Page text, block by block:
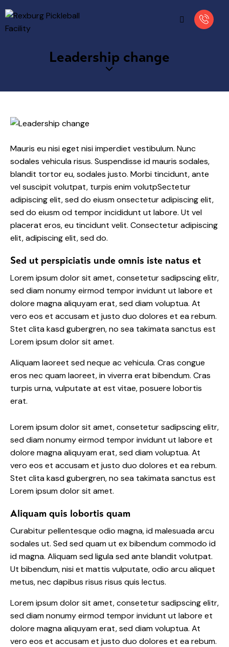
Leadership change
Mauris eu nisi eget nisi imperdiet vestibulum. Nunc
sodales vehicula risus. Suspendisse id mauris sodales,
blandit tortor eu, sodales justo. Morbi tincidunt, ante
vel suscipit volutpat, turpis enim volutpSectetur
adipiscing elit, sed do eiusm onsectetur adipiscing elit,
sed do eiusm od tempor incididunt ut labore. Ut vel
placerat eros, eu tincidunt velit. Consectetur adipiscing
elit, adipiscing elit, sed do.
Sed ut perspiciatis unde omnis iste natus et
Lorem ipsum dolor sit amet, consetetur sadipscing elitr,
sed diam nonumy eirmod tempor invidunt ut labore et
dolore magna aliquyam erat, sed diam voluptua. At
vero eos et accusam et justo duo dolores et ea rebum.
Stet clita kasd gubergren, no sea takimata sanctus est
Lorem ipsum dolor sit amet.
Aliquam laoreet sed neque ac vehicula. Cras congue
eros nec quam laoreet, in viverra erat bibendum. Cras
turpis urna, vulputate at est vitae, posuere lobortis
erat.
Lorem ipsum dolor sit amet, consetetur sadipscing elitr,
sed diam nonumy eirmod tempor invidunt ut labore et
dolore magna aliquyam erat, sed diam voluptua. At
vero eos et accusam et justo duo dolores et ea rebum.
Stet clita kasd gubergren, no sea takimata sanctus est
Lorem ipsum dolor sit amet.
Aliquam quis lobortis quam
Curabitur pellentesque odio magna, id malesuada arcu
sodales ut. Sed sed quam ut ex bibendum commodo id
id magna. Aliquam sed ligula sed ante blandit volutpat.
Ut bibendum, nisi et mattis vulputate, odio arcu aliquet
metus, nec dapibus risus risus quis lectus.
Lorem ipsum dolor sit amet, consetetur sadipscing elitr,
sed diam nonumy eirmod tempor invidunt ut labore et
dolore magna aliquyam erat, sed diam voluptua. At
vero eos et accusam et justo duo dolores et ea rebum.